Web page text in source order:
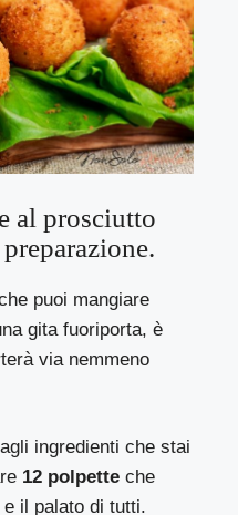
al prosciutto
puoi mangiare
gita fuoriporta, è
via nemmeno
ingredienti che stai
12 polpette che
il palato di tutti.